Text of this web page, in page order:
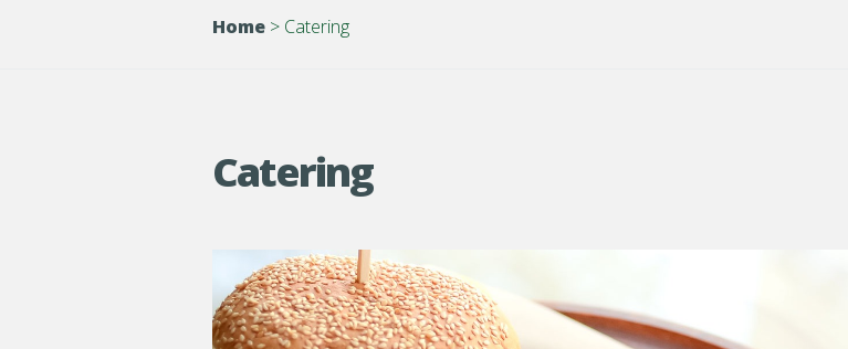
Home > Catering
Catering